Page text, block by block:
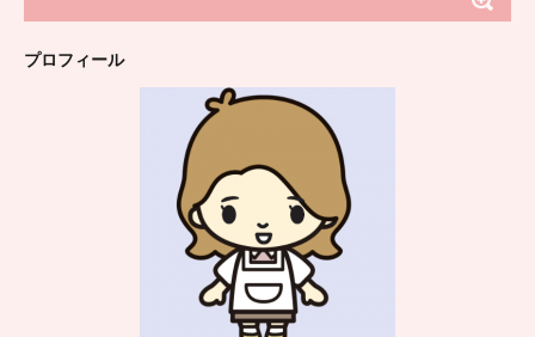
プロフィール